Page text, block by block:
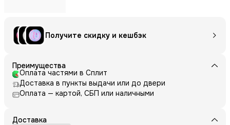
Получите скидку и кешбэк
Преимущества
Оплата частями в Сплит
Доставка в пункты выдачи или до двери
Оплата — картой, СБП или наличными
Доставка